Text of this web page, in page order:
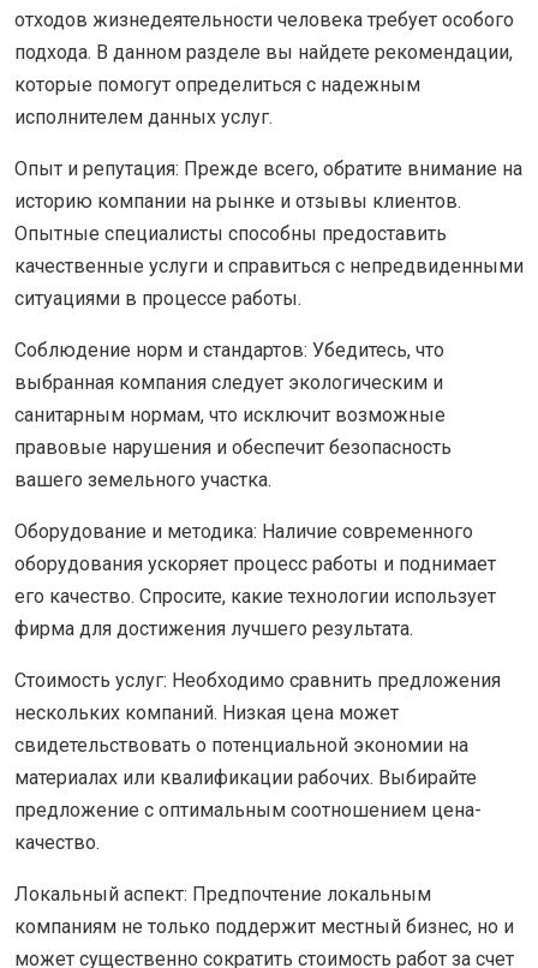
отходов жизнедеятельности человека требует особого
подхода. В данном разделе вы найдете рекомендации,
которые помогут определиться с надежным
исполнителем данных услуг.
Опыт и репутация: Прежде всего, обратите внимание на
историю компании на рынке и отзывы клиентов.
Опытные специалисты способны предоставить
качественные услуги и справиться с непредвиденными
ситуациями в процессе работы.
Соблюдение норм и стандартов: Убедитесь, что
выбранная компания следует экологическим и
санитарным нормам, что исключит возможные
правовые нарушения и обеспечит безопасность
вашего земельного участка.
Оборудование и методика: Наличие современного
оборудования ускоряет процесс работы и поднимает
его качество. Спросите, какие технологии использует
фирма для достижения лучшего результата.
Стоимость услуг: Необходимо сравнить предложения
нескольких компаний. Низкая цена может
свидетельствовать о потенциальной экономии на
материалах или квалификации рабочих. Выбирайте
предложение с оптимальным соотношением цена-
качество.
Локальный аспект: Предпочтение локальным
компаниям не только поддержит местный бизнес, но и
может существенно сократить стоимость работ за счет